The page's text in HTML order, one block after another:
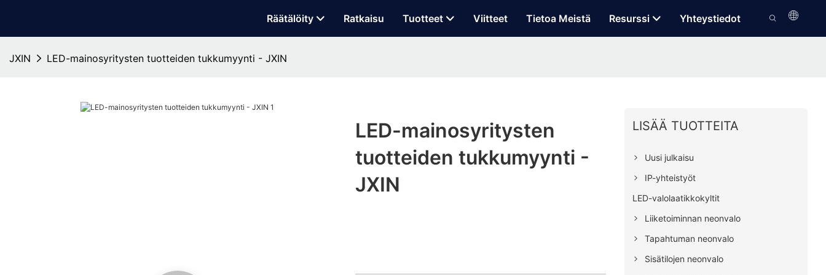
Räätälöity Ratkaisu Tuotteet Viitteet Tietoa Meistä Resurssi Yhteystiedot
JXIN LED-mainosyritysten tuotteiden tukkumyynti - JXIN
LED-mainosyritysten
tuotteiden tukkumyynti -
JXIN
LISÄÄ TUOTTEITA
Uusi julkaisu
IP-yhteistyöt
LED-valolaatikkokyltit
Liiketoiminnan neonvalo
Tapahtuman neonvalo
Sisätilojen neonvalo